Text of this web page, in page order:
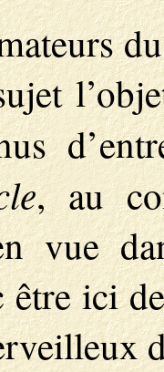
, au
vue
être ici